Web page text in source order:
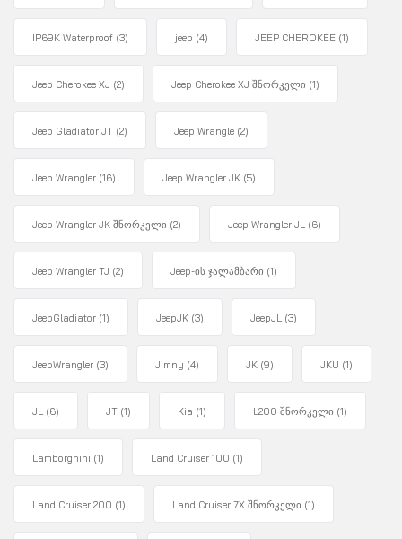
IP69K Waterproof (3) jeep (4) JEEP CHEROKEE (1)
Jeep Cherokee XJ (2) Jeep Cherokee XJ შნორკელი (1)
Jeep Gladiator JT (2) Jeep Wrangle (2)
Jeep Wrangler (16) Jeep Wrangler JK (5)
Jeep Wrangler JK შნორკელი (2) Jeep Wrangler JL (6)
Jeep Wrangler TJ (2) Jeep-ის ჯალამბარი (1)
JeepGladiator (1) JeepJK (3) JeepJL (3)
JeepWrangler (3) Jimny (4) JK (9) JKU (1)
JL (6) JT (1) Kia (1) L200 შნორკელი (1)
Lamborghini (1) Land Cruiser 100 (1)
Land Cruiser 200 (1) Land Cruiser 7X შნორკელი (1)